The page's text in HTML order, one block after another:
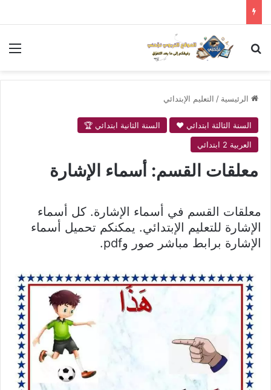
بحث عن
الرئيسية / التعليم الإبتدائي
السنة الثالثة ابتدائي ❤
السنة الثانية ابتدائي 🏆
العربية 2 ابتدائي
معلقات القسم: أسماء الإشارة
معلقات القسم في أسماء الإشارة. كل أسماء
الإشارة للتعليم الإبتدائي. يمكنكم تحميل أسماء
الإشارة برابط مباشر صور وpdf.